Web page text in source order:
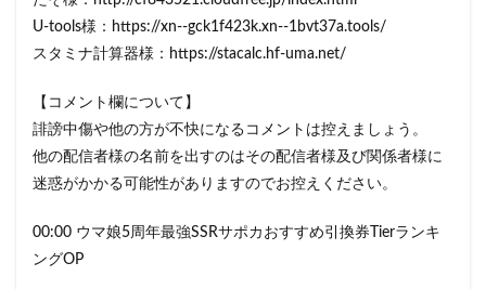
U-tools様：https://xn--gck1f423k.xn--1bvt37a.tools/
スタミナ計算器様：https://stacalc.hf-uma.net/
【コメント欄について】
誹謗中傷や他の方が不快になるコメントは控えましょう。
他の配信者様の名前を出すのはその配信者様及び関係者様に
迷惑がかかる可能性がありますのでお控えください。
00:00 ウマ娘5周年最強SSRサポカおすすめ引換券Tierランキ
ングOP